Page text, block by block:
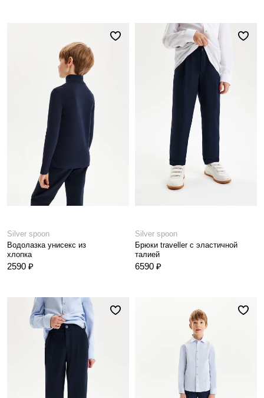
Silver spoon
Водолазка унисекс из
хлопка
2590 ₽
Silver spoon
Брюки traveller с эластичной
талией
6590 ₽